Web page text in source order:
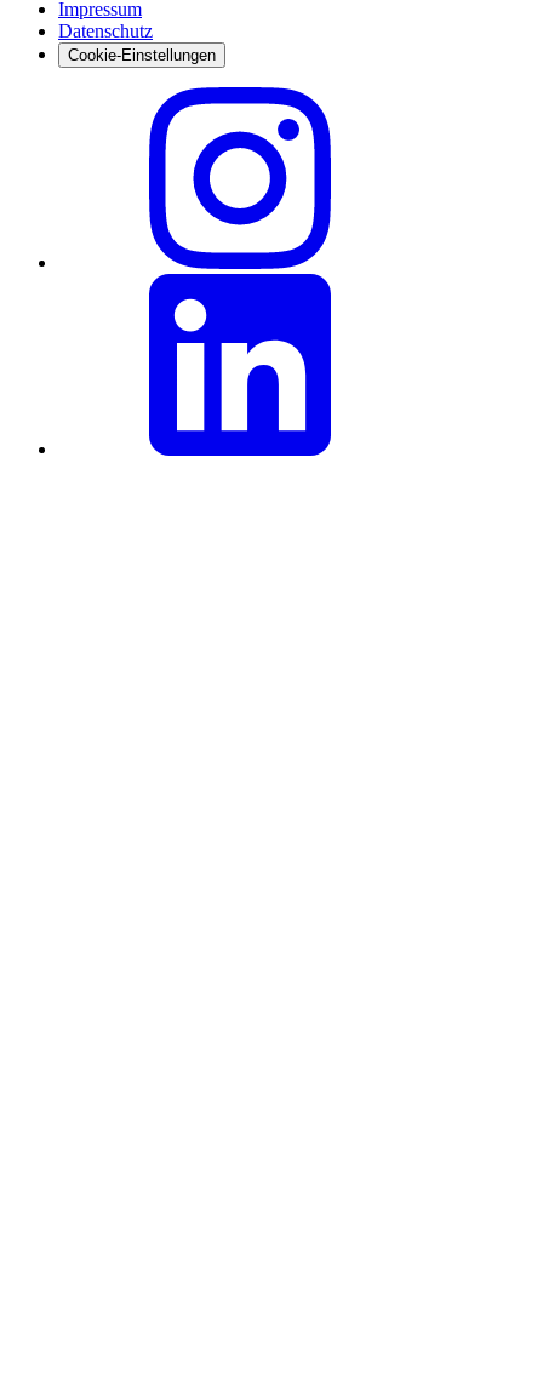
Impressum
Datenschutz
Cookie-Einstellungen